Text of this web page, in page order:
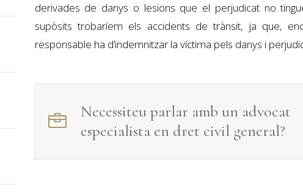
derivades de danys o lesions que el perjudicat no
supòsits trobaríem els accidents de trànsit, ja que,
responsable ha d’indemnitzar la víctima pels danys i
Necessiteu parlar amb un advocat
especialista en dret civil general?